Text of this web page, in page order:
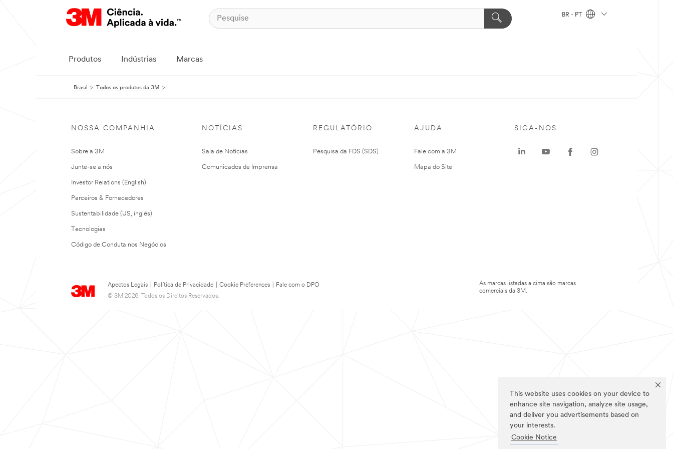
This website uses cookies on your device to
enhance site navigation, analyze site usage,
and deliver you advertisements based on
your interests.
Cookie Notice
BR - PT
Produtos Indústrias Marcas
Brasil Todos os produtos da 3M
NOSSA COMPANHIA
Sobre a 3M
Junte-se a nós
Investor Relations (English)
Parceiros & Fornecedores
Sustentabilidade (US, inglés)
Tecnologias
Código de Conduta nos Negócios
NOTÍCIAS
Sala de Notícias
Comunicados de Imprensa
REGULATÓRIO
Pesquisa da FDS (SDS)
AJUDA
Fale com a 3M
Mapa do Site
Apectos Legais Política de Privacidade Cookie Preferences
Fale com o DPO
© 3M 2026. Todos os Direitos Reservados.
SIGA-NOS
As marcas listadas a cima são marcas
comerciais da 3M.